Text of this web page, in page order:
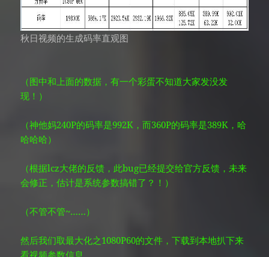
秋日视频的生成码率直观图
（图中和上面的数据，有一个彩蛋不知道大家发没发
现！）
（神他妈240P的码率是992K，而360P的码率是389K，哈
哈哈哈）
（根据lcz大佬的反馈，此bug已经提交给官方反馈，未来
会修正，估计是系统参数搞错了？！）
（不管不管~……）
然后我们取最大化之1080P60的文件，下载到本地扒下来